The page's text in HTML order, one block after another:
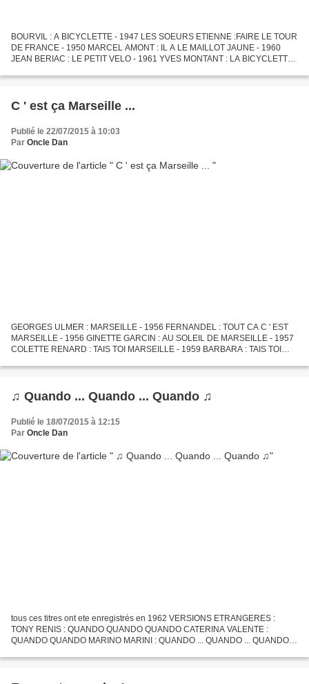
BOURVIL : A BICYCLETTE - 1947 LES SOEURS ETIENNE :FAIRE LE TOUR
DE FRANCE - 1950 MARCEL AMONT : IL A LE MAILLOT JAUNE - 1960
JEAN BERIAC : LE PETIT VELO - 1961 YVES MONTANT : LA BICYCLETTE -
PREFEREZ...
C ' est ça Marseille ...
Publié le 22/07/2015 à 10:03
Par Oncle Dan
GEORGES ULMER : MARSEILLE - 1956 FERNANDEL : TOUT CA C ' EST
MARSEILLE - 1956 GINETTE GARCIN : AU SOLEIL DE MARSEILLE - 1957
COLETTE RENARD : TAIS TOI MARSEILLE - 1959 BARBARA : TAIS TOI
♫ Quando ... Quando ... Quando ♫
Publié le 18/07/2015 à 12:15
Par Oncle Dan
tous ces titres ont ete enregistrés en 1962 VERSIONS ETRANGERES :
TONY RENIS : QUANDO QUANDO QUANDO CATERINA VALENTE :
QUANDO QUANDO MARINO MARINI : QUANDO ... QUANDO ... QUANDO
QUANDO QUANDO QUANDO...